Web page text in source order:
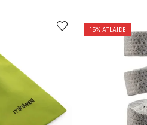
15% ATLAIDE